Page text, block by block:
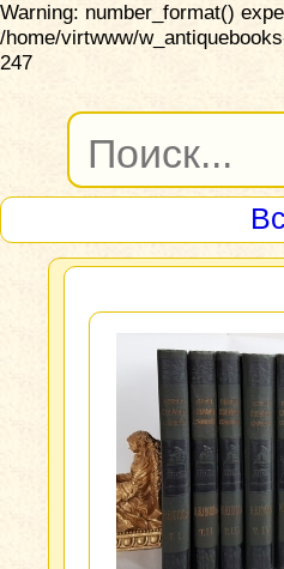
Warning: number_format()
/home/virtwww/
247